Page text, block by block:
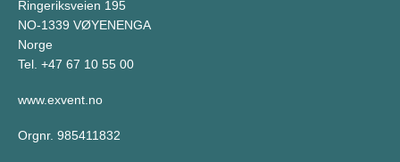
Ringeriksveien 195
NO-1339 VØYENENGA
Norge
Tel. +47 67 10 55 00
www.exvent.no
Orgnr. 985411832